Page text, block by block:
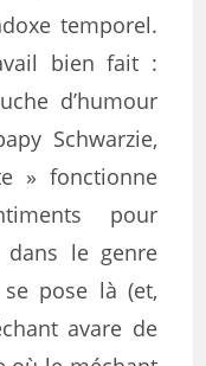
temporel.
bien fait :
d’humour
Schwarzie,
» fonctionne
pour
dans le genre
pose là (et,
avare de